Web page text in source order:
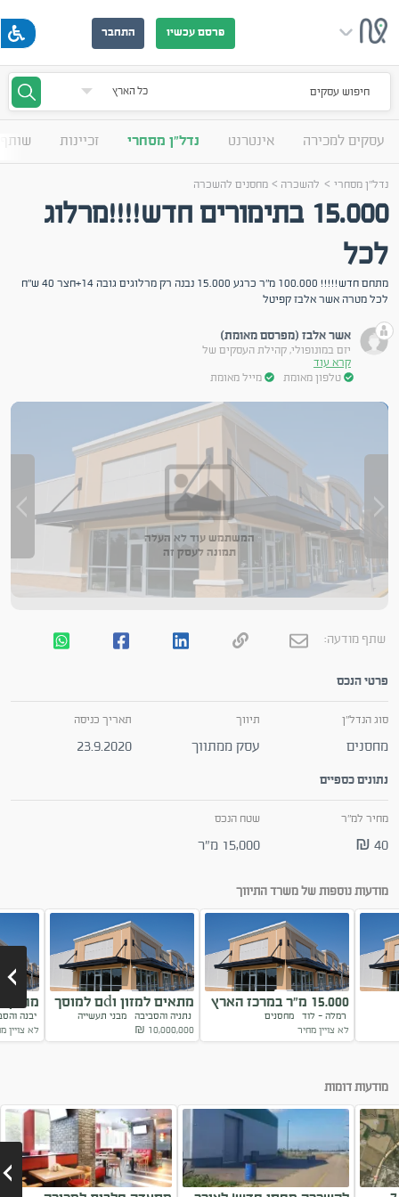
פרסם עכשיו התחבר
חיפוש עסקים
עסקים למכירה אינטרנט נדל"ן מסחרי זכיינות
נדל"ן מסחרי> להשכרה >מחסנים להשכרה
15.000 בתימורים חדש!!!!מרלוג
לכל
מתחם חדש!!!!! 100.000 מ"ר כרגע 15.000 נבנה רק מרלוגים גובה 14+חצר 40 ש"ח
לכל מטרה אשר אלבז קפיטל
אשר אלבז (מפרסם מאומת)
יזם במונופולי, קהילת העסקים של
קרא עוד
טלפון מאומת
מייל מאומת
המשתמש עוד לא העלה
תמונה לעסק זה
שתף מודעה:
פרטי הנכס
סוג הנדל"ן
מחסנים
תיווך
עסק ממתווך
תאריך כניסה
23.9.2020
נתונים כספיים
מחיר למ"ר
40 ₪
שטח הנכס
15,000 מ"ר
מודעות נוספות של משרד התיווך
15.000 מ"ר במרכז הארץ
לאחסנה
רמלה - לוד מחסנים
לא צויין מחיר
מתאים למזון וdם למוסך
נתניה והסביבה מבני תעשייה
10,000,000
₪
מחסן
טוביה
יבנה
לא צויין
מודעות דומות